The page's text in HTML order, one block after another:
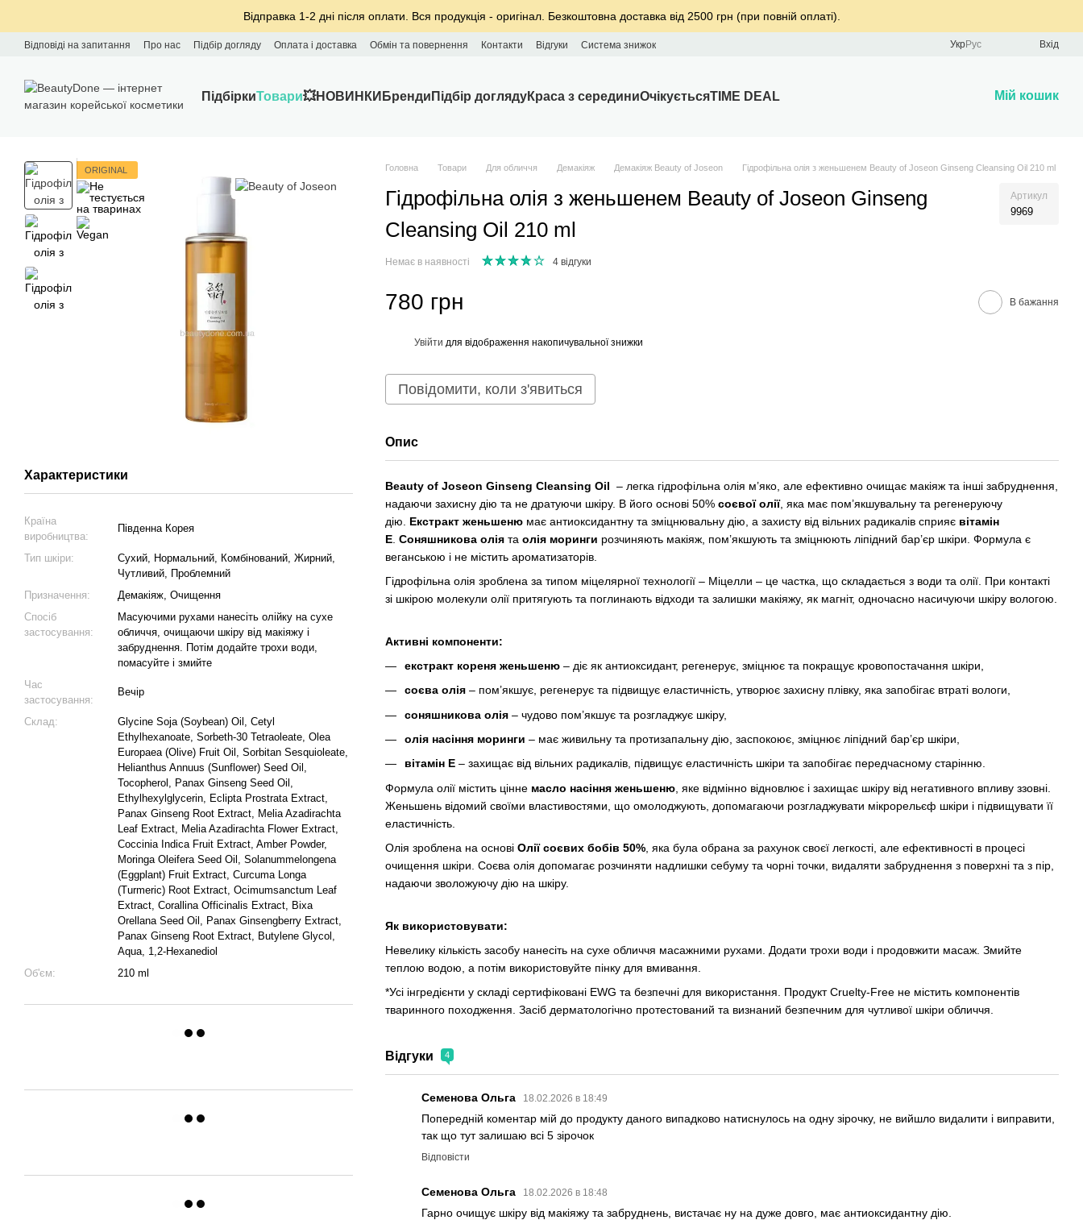
Відправка 1-2 дні після оплати. Вся продукція - оригінал. Безкоштовна доставка від 2500 грн (при повній оплаті).
Відповіді на запитання Про нас Підбір догляду Оплата і доставка Обмін та повернення Контакти Відгуки Система знижок УкрРус Вхід
ПідбіркиТовари💥НОВИНКИ Бренди Підбір доглядуКраса з серединиОчікуєтьсяTIME DEAL Мій кошик
ORIGINAL
Характеристики
Країна
виробництва:
Південна Корея
Тип шкіри:
Сухий, Нормальний, Комбінований, Жирний,
Чутливий, Проблемний
Призначення:
Демакіяж, Очищення
Спосіб
застосування:
Масуючими рухами нанесіть олійку на сухе
обличчя, очищаючи шкіру від макіяжу і
забруднення. Потім додайте трохи води,
помасуйте і змийте
Час
застосування:
Вечір
Склад:
Glycine Soja (Soybean) Oil, Cetyl
Ethylhexanoate, Sorbeth-30 Tetraoleate, Olea
Europaea (Olive) Fruit Oil, Sorbitan Sesquioleate,
Helianthus Annuus (Sunflower) Seed Oil,
Tocopherol, Panax Ginseng Seed Oil,
Ethylhexylglycerin, Eclipta Prostrata Extract,
Panax Ginseng Root Extract, Melia Azadirachta
Leaf Extract, Melia Azadirachta Flower Extract,
Coccinia Indica Fruit Extract, Amber Powder,
Moringa Oleifera Seed Oil, Solanummelongena
(Eggplant) Fruit Extract, Curcuma Longa
(Turmeric) Root Extract, Ocimumsanctum Leaf
Extract, Corallina Officinalis Extract, Bixa
Orellana Seed Oil, Panax Ginsengberry Extract,
Panax Ginseng Root Extract, Butylene Glycol,
Aqua, 1,2-Hexanediol
Об'єм:
210 ml
Головна Товари Для обличчя Демакіяж Демакіяж Beauty of Joseon Гідрофільна олія з женьшенем Beauty of Joseon Ginseng Cleansing Oil 210 ml
Гідрофільна олія з женьшенем Beauty of Joseon Ginseng
Cleansing Oil 210 ml
Артикул
9969
Немає в наявності 4 відгуки
780 грн В бажання
Увійти для відображення накопичувальної знижки
Повідомити, коли з'явиться
Опис
Beauty of Joseon Ginseng Cleansing Oil – легка гідрофільна олія м’яко, але ефективно очищає макіяж та інші забруднення,
надаючи захисну дію та не дратуючи шкіру. В його основі 50% соєвої олії, яка має пом’якшувальну та регенеруючу
дію.
Екстракт женьшеню має антиоксидантну та зміцнювальну дію, а захисту від вільних радикалів сприяє вітамін
Е Соняшникова олія та олія моринги розчиняють макіяж, пом’якшують та зміцнюють ліпідний бар’єр шкіри. Формула є
веганською і не містить ароматизаторів.
Гідрофільна олія зроблена за типом міцелярної технології – Міцелли – це частка, що складається з води та олії. При контакті
зі шкірою молекули олії притягують та поглинають відходи та залишки макіяжу, як магніт, одночасно насичуючи шкіру вологою.
Активні компоненти:
екстракт кореня женьшеню – діє як антиоксидант, регенерує, зміцнює та покращує кровопостачання шкіри,
соєва олія – ​​пом’якшує, регенерує та підвищує еластичність, утворює захисну плівку, яка запобігає втраті вологи,
соняшникова олія – ​​чудово пом’якшує та розгладжує шкіру,
олія насіння моринги – має живильну та протизапальну дію, заспокоює, зміцнює ліпідний бар’єр шкіри,
вітамін Е – захищає від вільних радикалів, підвищує еластичність шкіри та запобігає передчасному старінню.
Формула олії містить цінне масло насіння женьшеню , яке відмінно відновлює і захищає шкіру від негативного впливу ззовні.
Женьшень відомий своїми властивостями, що омолоджують, допомагаючи розгладжувати мікрорельєф шкіри і підвищувати її
еластичність.
Олія зроблена на основі Олії соєвих бобів 50% , яка була обрана за рахунок своєї легкості, але ефективності в процесі
очищення шкіри. Соєва олія допомагає розчиняти надлишки себуму та чорні точки, видаляти забруднення з поверхні та з пір,
надаючи зволожуючу дію на шкіру.
Як використовувати:
Невелику кількість засобу нанесіть на сухе обличчя масажними рухами. Додати трохи води і продовжити масаж. Змийте
теплою водою, а потім використовуйте пінку для вмивання.
*Усі інгредієнти у складі сертифіковані EWG та безпечні для використання. Продукт Cruelty-Free не містить компонентів
тваринного походження. Засіб дерматологічно протестований та визнаний безпечним для чутливої ​​шкіри обличчя.
Відгуки 4
Семенова Ольга 18.02.2026 в 18:49
Попередній коментар мій до продукту даного випадково натиснулось на одну зірочку, не вийшло видалити і виправити,
так що тут залишаю всі 5 зірочок
Відповісти
Семенова Ольга 18.02.2026 в 18:48
Гарно очищує шкіру від макіяжу та забруднень, вистачає ну на дуже довго, має антиоксидантну дію.